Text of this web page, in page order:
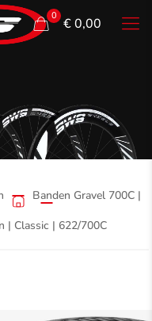
0 € 0,00
Banden Gravel 700C |
| Classic | 622/700C